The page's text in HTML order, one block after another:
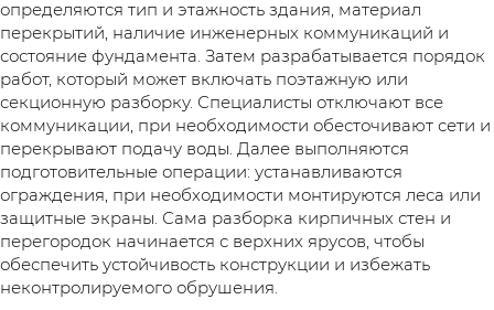
определяются тип и этажность здания, материал
перекрытий, наличие инженерных коммуникаций и
состояние фундамента. Затем разрабатывается порядок
работ, который может включать поэтажную или
секционную разборку. Специалисты отключают все
коммуникации, при необходимости обесточивают сети и
перекрывают подачу воды. Далее выполняются
подготовительные операции: устанавливаются
ограждения, при необходимости монтируются леса или
защитные экраны. Сама разборка кирпичных стен и
перегородок начинается с верхних ярусов, чтобы
обеспечить устойчивость конструкции и избежать
неконтролируемого обрушения.